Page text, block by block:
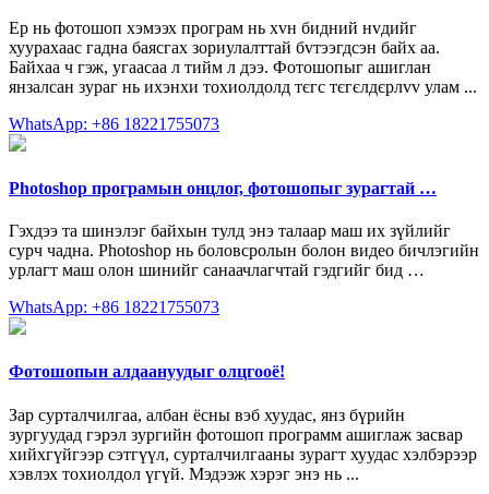
Ер нь фотошоп хэмээх програм нь хvн бидний нvдийг
хуурахаас гадна баясгах зориулалттай бvтээгдсэн байх аа.
Байхаа ч гэж, угаасаа л тийм л дээ. Фотошопыг ашиглан
янзалсан зураг нь ихэнхи тохиолдолд тєгс тєгєлдєрлvv улам ...
WhatsApp: +86 18221755073
Photoshop програмын онцлог, фотошопыг зурагтай …
Гэхдээ та шинэлэг байхын тулд энэ талаар маш их зүйлийг
сурч чадна. Photoshop нь боловсролын болон видео бичлэгийн
урлагт маш олон шинийг санаачлагчтай гэдгийг бид …
WhatsApp: +86 18221755073
Фотошопын алдаануудыг олцгооё!
Зар сурталчилгаа, албан ёсны вэб хуудас, янз бүрийн
зургуудад гэрэл зургийн фотошоп программ ашиглаж засвар
хийхгүйгээр сэтгүүл, сурталчилгааны зурагт хуудас хэлбэрээр
хэвлэх тохиолдол үгүй. Мэдээж хэрэг энэ нь ...